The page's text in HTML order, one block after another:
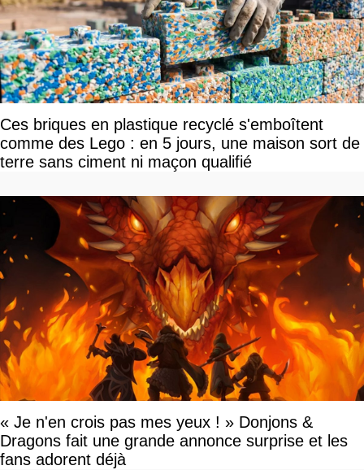
Ces briques en plastique recyclé s'emboîtent
comme des Lego : en 5 jours, une maison sort de
terre sans ciment ni maçon qualifié
« Je n'en crois pas mes yeux ! » Donjons &
Dragons fait une grande annonce surprise et les
fans adorent déjà